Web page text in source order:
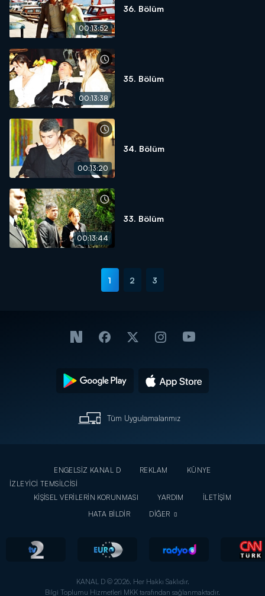
00:13:52
36. Bölüm
00:13:38
35. Bölüm
00:13:20
34. Bölüm
00:13:44
33. Bölüm
1 2 3
Tüm Uygulamalarımız
ENGELSİZ KANAL D REKLAM
KÜNYE
İZLEYİCİ TEMSİLCİSİ
KİŞİSEL VERİLERİN KORUNMASI
YARDIM
İLETİŞİM
HATA BİLDİR
DİĞER
KANAL D © 2026. Her Hakkı Saklıdır.
Bilgi Toplumu Hizmetleri MKK tarafından sağlanmaktadır.